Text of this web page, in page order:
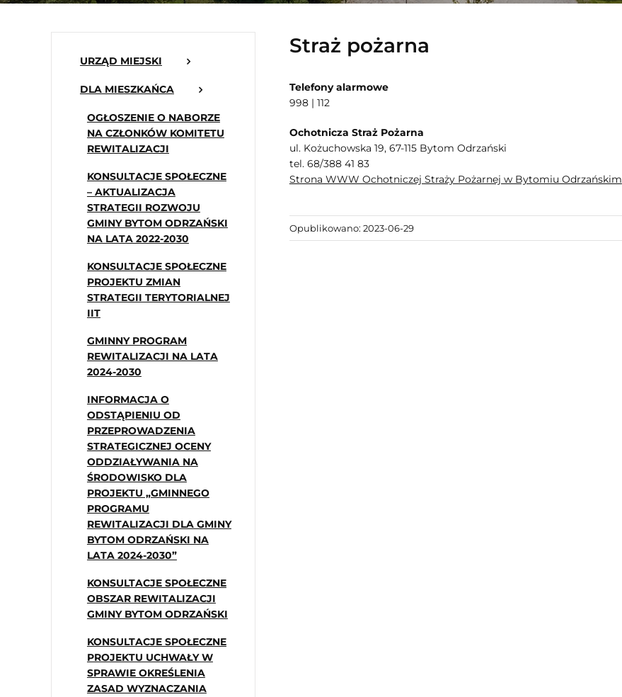
URZĄD MIEJSKI
DLA MIESZKAŃCA
OGŁOSZENIE O NABORZE
NA CZŁONKÓW KOMITETU
REWITALIZACJI
KONSULTACJE SPOŁECZNE
– AKTUALIZACJA
STRATEGII ROZWOJU
GMINY BYTOM ODRZAŃSKI
NA LATA 2022-2030
KONSULTACJE SPOŁECZNE
PROJEKTU ZMIAN
STRATEGII TERYTORIALNEJ
IIT
GMINNY PROGRAM
REWITALIZACJI NA LATA
2024-2030
INFORMACJA O
ODSTĄPIENIU OD
PRZEPROWADZENIA
STRATEGICZNEJ OCENY
ODDZIAŁYWANIA NA
ŚRODOWISKO DLA
PROJEKTU „GMINNEGO
PROGRAMU
REWITALIZACJI DLA GMINY
BYTOM ODRZAŃSKI NA
LATA 2024-2030”
KONSULTACJE SPOŁECZNE
OBSZAR REWITALIZACJI
GMINY BYTOM ODRZAŃSKI
KONSULTACJE SPOŁECZNE
PROJEKTU UCHWAŁY W
SPRAWIE OKREŚLENIA
ZASAD WYZNACZANIA
Straż pożarna
Telefony alarmowe
998 | 112
Ochotnicza Straż Pożarna
ul. Kożuchowska 19, 67-115 Bytom Odrzański
tel. 68/388 41 83
Strona WWW Ochotniczej Straży Pożarnej w Bytomiu Odrzańskim
Opublikowano: 2023-06-29